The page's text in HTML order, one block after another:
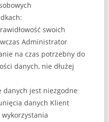
swoich
Administrator
na czas potrzebny do
danych, nie dłużej
danych jest niezgodne
danych Klient